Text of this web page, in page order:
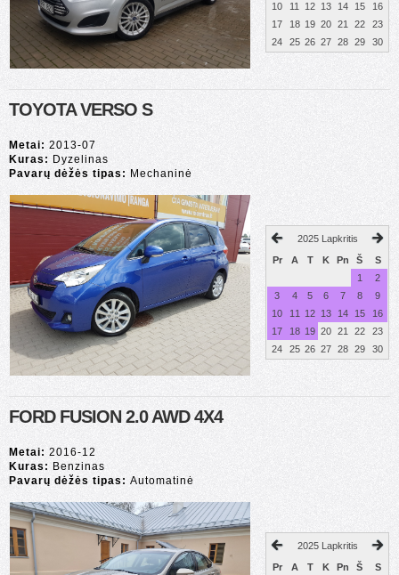
10
11 12 13 14 15
16
17
18 19 20 21 22
23
24
25 26 27 28 29 30
TOYOTA VERSO S
Metai: 2013-07
Kuras: Dyzelinas
Pavarų dėžės tipas: Mechaninė
2025 Lapkritis
Pr
A T K Pn Š
S
1
2
3
4 5 6 7 8
9
10
11 12 13 14 15
16
17
18 19 20 21 22
23
24
25 26 27 28 29 30
FORD FUSION 2.0 AWD 4X4
Metai: 2016-12
Kuras: Benzinas
Pavarų dėžės tipas: Automatinė
2025 Lapkritis
Pr
A T K Pn Š
S